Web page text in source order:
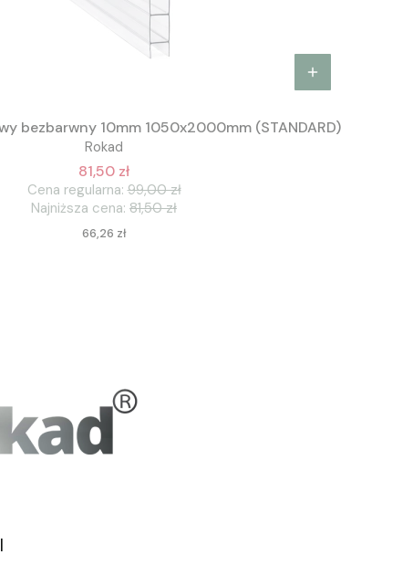
bezbarwny 10mm 1050x2000mm (STANDARD)
Rokad
81,50 zł
Cena regularna: 99,00 zł
Najniższa cena: 81,50 zł
Cena
66,26 zł